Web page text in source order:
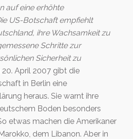
auf eine erhöhte
US-Botschaft empfiehlt
ihre Wachsamkeit zu
Schritte zur
Sicherheit zu
April 2007 gibt die
in Berlin eine
heraus. Sie warnt ihre
Boden besonders
etwas machen die Amerikaner
dem Libanon. Aber in